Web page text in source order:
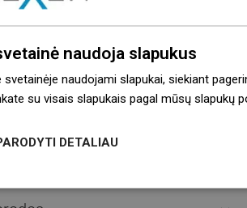

naudoja slapukus
svetainėje naudojami slapukai, siekiant
su visais slapukais pagal mūsų slapukų
DETALIAU